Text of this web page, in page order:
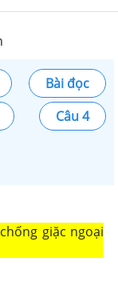
Bài đọc
Câu 4
giặc ngoại